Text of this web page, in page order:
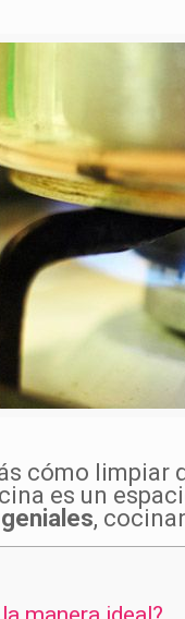
cómo
es un
geniales,